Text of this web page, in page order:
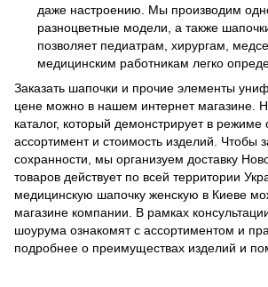
даже настроению. Мы производим
разноцветные модели, а также
позволяет педиатрам, хирургам,
медицинским работникам легко
Заказать шапочки и прочие элементы
цене можно в нашем интернет магазине.
каталог, который демонстрирует в режиме
ассортимент и стоимость изделий. Чтобы
сохранности, мы организуем доставку
товаров действует по всей территории
медицинскую шапочку женскую в Киеве
магазине компании. В рамках
шоурума ознакомят с ассортиментом и
подробнее о преимуществах изделий и